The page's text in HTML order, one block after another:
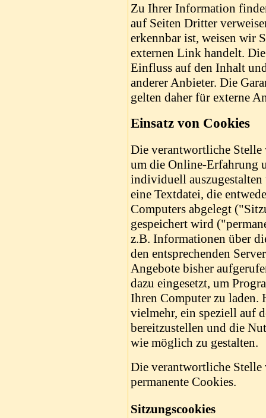
Zu Ihrer Information
auf Seiten Dritter
erkennbar ist, weisen wir
externen Link handelt.
Einfluss auf den Inhalt
anderer Anbieter. Die
gelten daher für externe
Einsatz von Cookies
Die verantwortliche Stelle
um die Online-Erfahrung
individuell
eine Textdatei, die
Computers abgelegt
gespeichert wird
z.B. Informationen über
den entsprechenden
Angebote bisher
dazu eingesetzt, um
Ihren Computer zu laden.
vielmehr, ein speziell auf
bereitzustellen und die
wie möglich zu gestalten.
Die verantwortliche Stelle
permanente Cookies.
Sitzungscookies